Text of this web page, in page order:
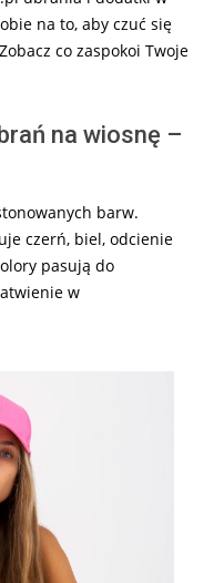
na to, aby czuć się
co zaspokoi Twoje
na wiosnę –
barw.
czerń, biel, odcienie
pasują do
w